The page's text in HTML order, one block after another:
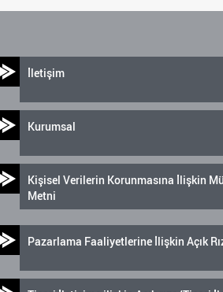
İletişim
Kurumsal
Kişisel Verilerin Korunmasına İlişkin
Metni
Pazarlama Faaliyetlerine İlişkin Açık